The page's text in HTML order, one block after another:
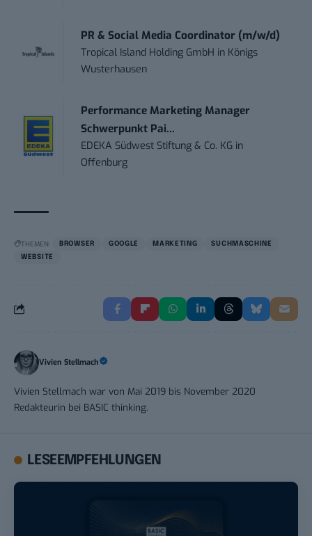
PR & Social Media Coordinator (m/w/d)
Tropical Island Holding GmbH in Königs
Wusterhausen
Performance Marketing Manager
Schwerpunkt Pai...
EDEKA Südwest Stiftung & Co. KG in
Offenburg
THEMEN: BROWSER GOOGLE MARKETING
SUCHMASCHINE
WEBSITE
Vivien Stellmach
Vivien Stellmach war von Mai 2019 bis November 2020
Redakteurin bei BASIC thinking.
LESEEMPFEHLUNGEN